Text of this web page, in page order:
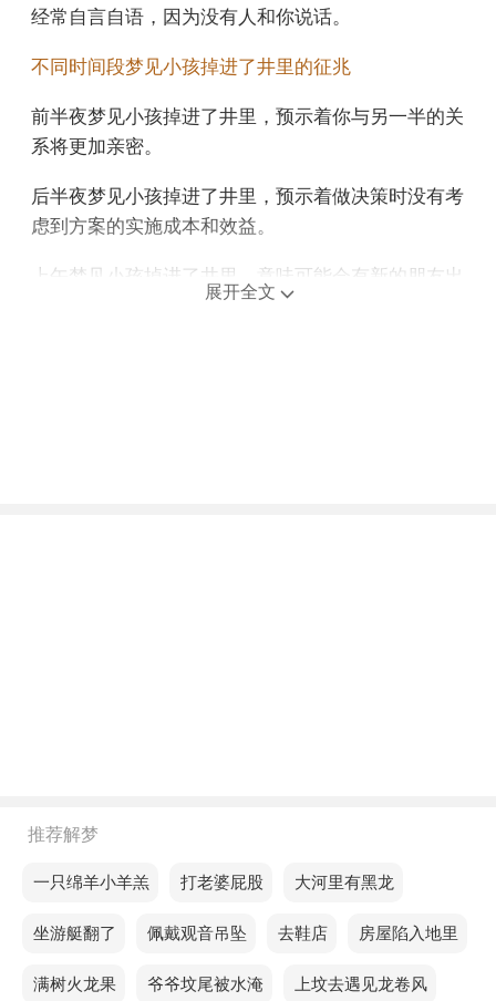
经常自言自语，因为没有人和你说话。
不同时间段梦见小孩掉进了井里的征兆
前半夜梦见小孩掉进了井里，预示着你与另一半的关
系将更加亲密。
后半夜梦见小孩掉进了井里，预示着做决策时没有考
虑到方案的实施成本和效益。
上午梦见小孩掉进了井里，意味可能会有新的朋友出
现，带来不同的视角和机会。
不同的人梦见小孩掉进了井里预示着什么？
单身的人梦见小孩掉进了井里，意味着支出会变得更
你每个决定都变得更加犹豫。
展开全文
推荐解梦
梦见一只绵羊小羊羔梦见打老婆屁股梦见大河里有黑龙
梦见坐游艇翻了 梦见佩戴观音吊坠梦见去鞋店梦见房屋陷入地里
梦见满树火龙果梦见爷爷坟尾被水淹梦见上坟去遇见龙卷风